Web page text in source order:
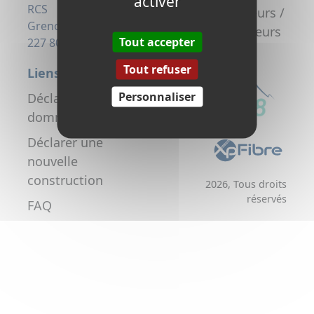
RCS
Grenoble 823
227 806
la fibre
Promoteurs /
Aménageurs
Liens utiles
Déclarer un
dommage réseau
Déclarer une
nouvelle
construction
FAQ
2026, Tous droits
réservés
Tout accepter
Tout refuser
Personnaliser